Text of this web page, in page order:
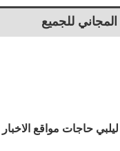
المجاني للجميع
ليلبي حاجات مواقع